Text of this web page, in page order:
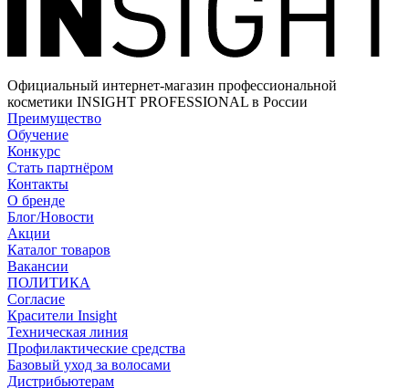
Официальный интернет-магазин профессиональной
косметики INSIGHT PROFESSIONAL в России
Преимущество
Обучение
Конкурс
Стать партнёром
Контакты
О бренде
Блог/Новости
Акции
Каталог товаров
Вакансии
ПОЛИТИКА
Согласие
Краcители Insight
Техническая линия
Профилактические средства
Базовый уход за волосами
Дистрибьютерам